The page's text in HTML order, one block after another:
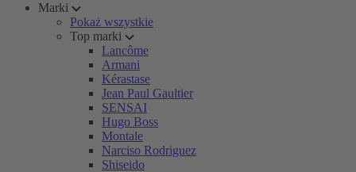
Marki
Pokaż wszystkie
Top marki
Lancôme
Armani
Kérastase
Jean Paul Gaultier
SENSAI
Hugo Boss
Montale
Narciso Rodriguez
Shiseido